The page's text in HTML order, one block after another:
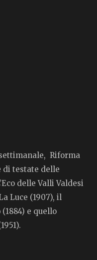
Riforma
di testate delle
delle Valli Valdesi
Luce (1907), il
e quello